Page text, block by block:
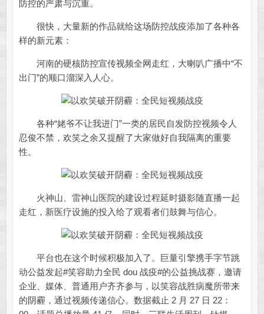
防控的严肃与沉重。
很快，大量新的作品就给这场防控战疫添加了各种各
样的新元素：
河南的硬核防控宣传视频全网走红，大喇叭广播中“不
出门”的顺口溜深入人心。
各种“姥爷不让我进门”一类的居民自发防控视频令人
忍俊不禁，欢笑之余又提醒了大家做好自我隔离的重要
性。
火神山、雷神山医院的建设过程延时摄影随直播一起
走红，新医疗设施的投入给了观看者们鼓舞与信心。
平台也在这个时候积极加入了。巨量引擎携手字节跳
动公益发起#笑容助力全民 dou 战疫#的公益挑战赛，邀请
企业、媒体、普通用户齐齐参与，以笑容战胜病魔所带来
的阴霾，通过视频传递信心。数据截止 2 月 27 日 22：